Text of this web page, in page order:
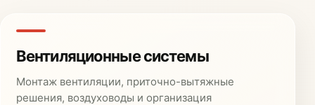
Вентиляционные системы
Монтаж вентиляции, приточно-вытяжные
решения, воздуховоды и организация